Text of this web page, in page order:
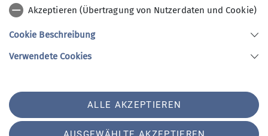
Sektion Vierseenland des Deutschen Alpenvereins e.V.
Hauptstraße 42
82229 Seefeld
Telefon +4981529839280
Akzeptieren (Übertragung von Nutzerdaten und Cookie)
Cookie Beschreibung
Verwendete Cookies
ALLE AKZEPTIEREN